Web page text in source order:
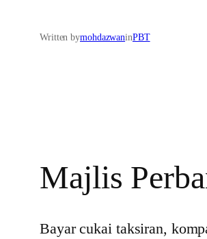
Written bymohdazwaninPBT
Majlis
Bayar cukai taksiran,